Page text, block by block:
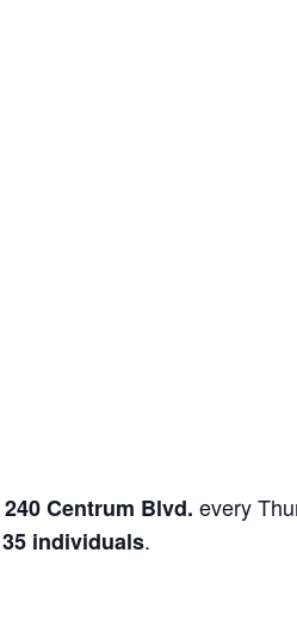
240 Centrum Blvd. every
35 individuals.